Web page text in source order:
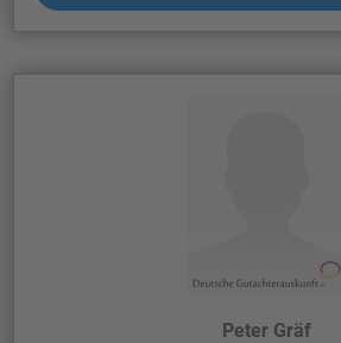
Peter Gräf